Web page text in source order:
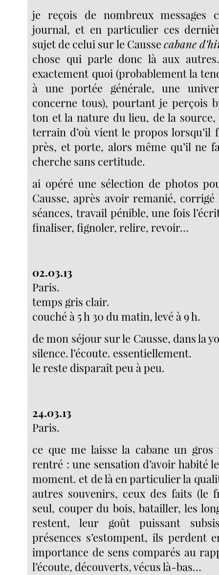
je reçois de nombreux messages
journal, et en particulier ces
sujet de celui sur le Causse cabane
chose qui parle donc là aux
exactement quoi (probablement la
à une portée générale, une
concerne tous), pourtant je perçois
ton et la nature du lieu, de la
terrain d’où vient le propos lorsqu’il
près, et porte, alors même qu’il ne
cherche sans certitude.
ai opéré une sélection de photos
Causse, après avoir remanié, corrigé
séances, travail pénible, une fois
finaliser, fignoler, relire, revoir…
02.03.13
Paris.
temps gris clair.
couché à 5 h 30 du matin, levé à 9 h.
de mon séjour sur le Causse, dans la
silence. l’écoute. essentiellement.
le reste disparaît peu à peu.
24.03.13
Paris.
ce que me laisse la cabane un
rentré : une sensation d’avoir habité
moment. et de là en particulier la
autres souvenirs, ceux des faits (le
seul, couper du bois, batailler, les
restent, leur goût puissant
présences s’estompent, ils perdent
importance de sens comparés au
l’écoute, découverts, vécus là-bas…